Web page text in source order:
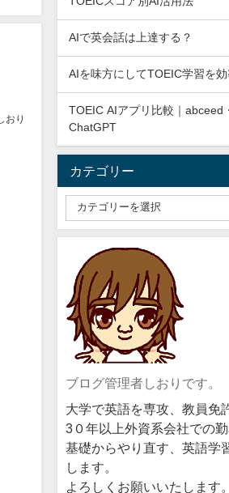
おり
AIで英会話は上達する？
AIを味方にしてTOEIC学習を
TOEIC AIアプリ比較｜abceed
ChatGPT
カテゴリー
ブログ管理者しおりです。
大学で英語を専攻、教員免
3０年以上外資系会社での
基礎からやり直す、英語学
します。
よろしくお願いいたします。